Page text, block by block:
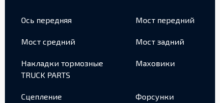
Ось передняя Мост передний
Мост средний Мост задний
Накладки тормозные
TRUCK PARTS
Маховики
Сцепление Форсунки